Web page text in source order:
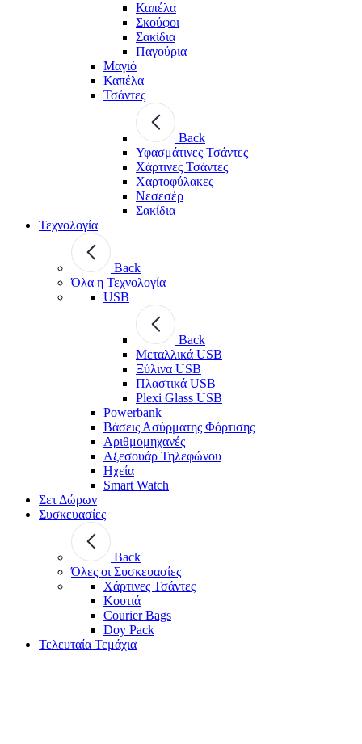
Καπέλα
Σκούφοι
Σακίδια
Παγούρια
Μαγιό
Καπέλα
Τσάντες
Back
Υφασμάτινες Τσάντες
Χάρτινες Τσάντες
Χαρτοφύλακες
Νεσεσέρ
Σακίδια
Τεχνολογία
Back
Όλα η Τεχνολογία
USB
Back
Μεταλλικά USB
Ξύλινα USB
Πλαστικά USB
Plexi Glass USB
Powerbank
Βάσεις Ασύρματης Φόρτισης
Αριθμομηχανές
Αξεσουάρ Τηλεφώνου
Ηχεία
Smart Watch
Σετ Δώρων
Συσκευασίες
Back
Όλες οι Συσκευασίες
Χάρτινες Τσάντες
Κουτιά
Courier Bags
Doy Pack
Τελευταία Τεμάχια